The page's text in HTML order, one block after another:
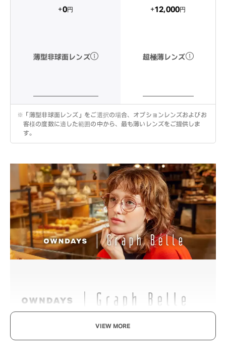
+0円
薄型非球面レンズ
+12,000円
超極薄レンズ
※
「薄型非球面レンズ」をご選択の場合、オプションレンズおよびお
客様の度数に適した範囲の中から、最も薄いレンズをご提供しま
す。
既率性，又可爱。
VIEW MORE